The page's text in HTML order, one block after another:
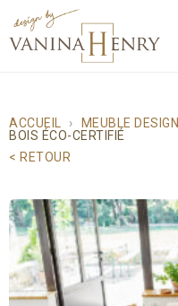
ACCUEIL MEUBLE DESIGN
BOIS ÉCO-CERTIFIÉ
< RETOUR